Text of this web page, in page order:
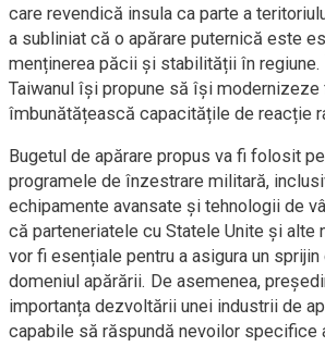
care revendică insula ca parte a
a subliniat că o apărare puternică este
menținerea păcii și stabilității în
Taiwanul își propune să își
îmbunătățească capacitățile de reacție
Bugetul de apărare propus va fi folosit
programele de înzestrare militară,
echipamente avansate și tehnologii de
că parteneriatele cu Statele Unite și alte
vor fi esențiale pentru a asigura un
domeniul apărării. De asemenea,
importanța dezvoltării unei industrii de
capabile să răspundă nevoilor specifice